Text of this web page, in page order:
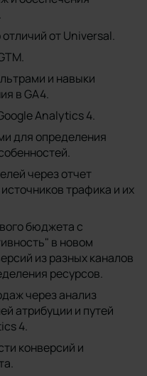
от Universal.
и навыки
в GA4.
Analytics 4.
для определения
через отчет
трафика и их
бюджета с
в новом
из разных каналов
ресурсов.
через анализ
атрибуции и путей
4.
конверсий и